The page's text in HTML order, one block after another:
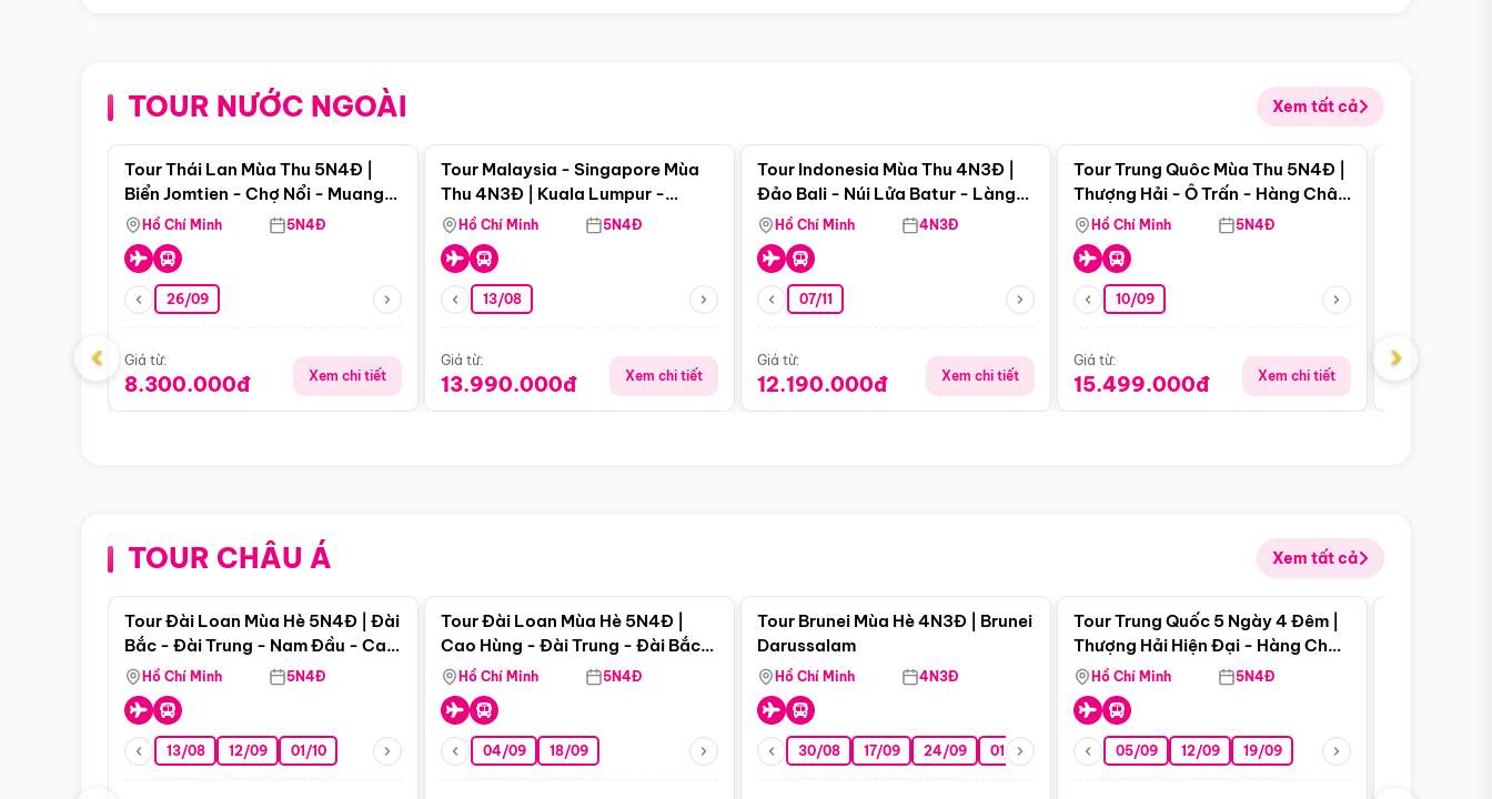
TOUR NƯỚC NGOÀI Xem tất cả
Điểm nổi bật
Tour Thái Lan Mùa Thu 5N4Đ |
Biển Jomtien - Chợ Nổi - Muang
Boran - Suanthai (Bay Vietnam
Airlines)
Hồ Chí Minh 5N4Đ
26/09
Giá từ:
8.300.000đ Xem chi tiết
Tour Malaysia - Singapore Mùa
Thu 4N3Đ | Kuala Lumpur -
Malacca - Johor Baru -
Singapore
Hồ Chí Minh 5N4Đ
13/08
Giá từ:
13.990.000đ Xem chi tiết
Tour Indonesia Mùa Thu 4N3Đ |
Đảo Bali - Núi Lửa Batur - Làng
Penglipuran
Hồ Chí Minh 4N3Đ
07/11
Giá từ:
12.190.000đ Xem chi tiết
Điểm nổi bật
Tour Trung Quôc Mùa Thu 5N4Đ |
Thượng Hải - Ô Trấn - Hàng Châu
(Tour Không Shopping)
Hồ Chí Minh 5N4Đ
10/09
Giá từ:
15.499.000đ Xem chi tiết
Giá từ:
‹ ›
TOUR CHÂU Á Xem tất cả
Điểm nổi bật
Tour Đài Loan Mùa Hè 5N4Đ | Đài
Bắc - Đài Trung - Nam Đầu - Cao
Hùng ( Bay Vn)
Hồ Chí Minh 5N4Đ
13/08 12/09 01/10
Tour Đài Loan Mùa Hè 5N4Đ |
Cao Hùng - Đài Trung - Đài Bắc
(Bay Vj)
Hồ Chí Minh 5N4Đ
04/09 18/09
Tour Brunei Mùa Hè 4N3Đ | Brunei
Darussalam
Hồ Chí Minh 4N3Đ
30/08 17/09 24/09 01/10 15/10 29/10
Điểm nổi bật
Tour Trung Quốc 5 Ngày 4 Đêm |
Thượng Hải Hiện Đại - Hàng Châu
Nên Thơ - Ô Trấn Cổ Kính
Hồ Chí Minh 5N4Đ
05/09 12/09 19/09